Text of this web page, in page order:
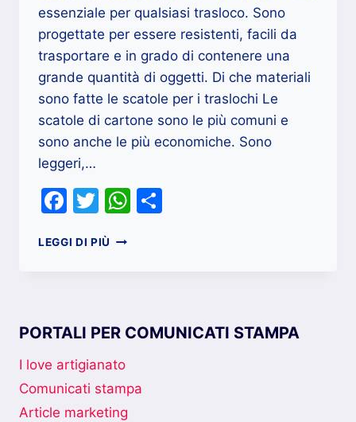
essenziale per qualsiasi trasloco. Sono
progettate per essere resistenti, facili da
trasportare e in grado di contenere una
grande quantità di oggetti. Di che materiali
sono fatte le scatole per i traslochi Le
scatole di cartone sono le più comuni e
sono anche le più economiche. Sono
leggeri,…
Facebook
TwitterWhatsApp
LEGGI DI PIÙ COME
TRASLOCHI
PORTALI PER COMUNICATI STAMPA
I love artigianato
Comunicati stampa
Article marketing